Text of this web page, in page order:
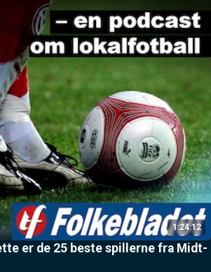
1:24:12
er de 25 beste spillerne fra Midt-